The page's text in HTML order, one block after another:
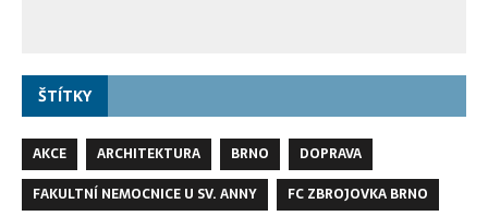
ŠTÍTKY
AKCE ARCHITEKTURA BRNO
DOPRAVA
FAKULTNÍ NEMOCNICE U SV. ANNY
FC ZBROJOVKA BRNO